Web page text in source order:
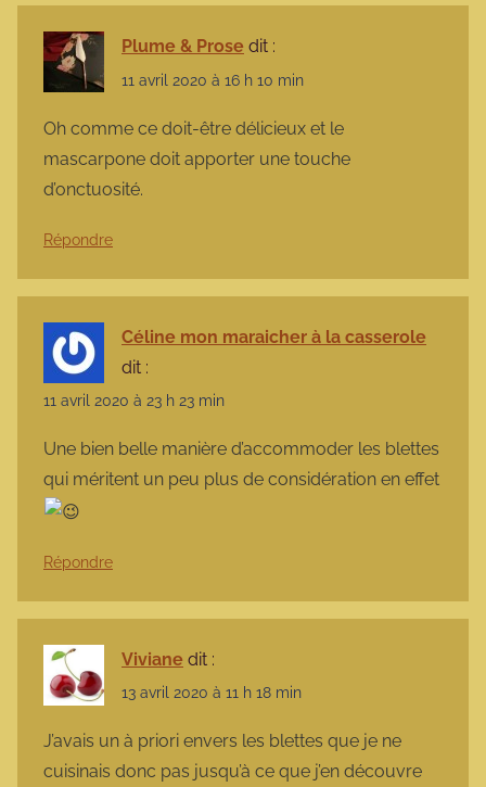
Plume & Prose dit :
11 avril 2020 à 16 h 10 min
Oh comme ce doit-être délicieux et le
mascarpone doit apporter une touche
d’onctuosité.
Répondre
Céline mon maraicher à la casserole
dit :
11 avril 2020 à 23 h 23 min
Une bien belle manière d’accommoder les blettes
qui méritent un peu plus de considération en effet
Répondre
Viviane dit :
13 avril 2020 à 11 h 18 min
J’avais un à priori envers les blettes que je ne
cuisinais donc pas jusqu’à ce que j’en découvre